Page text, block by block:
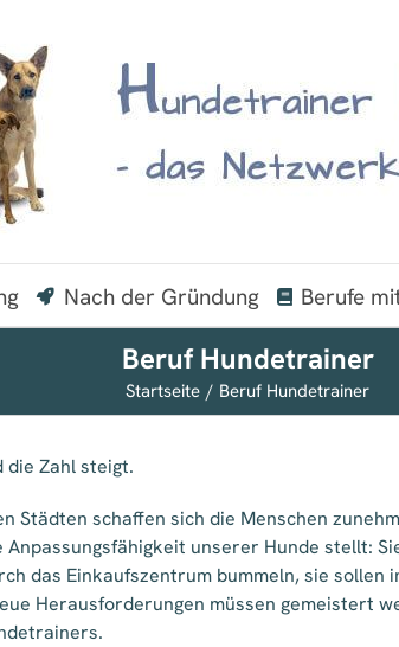
Nach der Gründung Berufe
Beruf Hundetrainer
Startseite Beruf Hundetrainer
die Zahl steigt.
Städten schaffen sich die Menschen
unserer Hunde stellt:
das Einkaufszentrum bummeln, sie
Herausforderungen müssen gemeistert